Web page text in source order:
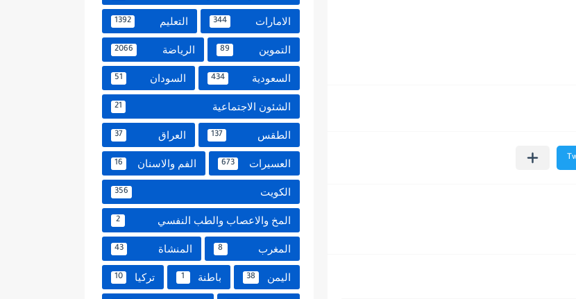
الامارات 344 التعليم 1392
التموين 89 الرياضة 2066
السعودية 434 السودان 51
الشئون الاجتماعية 21
الطقس 137 العراق 37
العسيرات 673 الفم والاسنان 16
الكويت 356
المخ والاعصاب والطب النفسي 2
المغرب 8 المنشاة 43
اليمن 38 باطنة 1 تركيا 10